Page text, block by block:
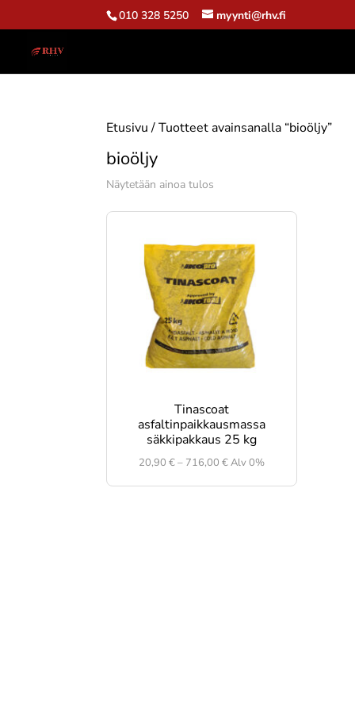
010 328 5250 myynti@rhv.fi
Etusivu/ Tuotteet avainsanalla “bioöljy”
bioöljy
Näytetään ainoa tulos
Tinascoat
asfaltinpaikkausmassa
säkkipakkaus 25 kg
20,90€– 716,00€Hintaluokka:
Alv 0%